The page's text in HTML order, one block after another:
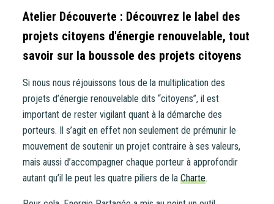
Atelier Découverte : Découvrez le label des
projets citoyens d'énergie renouvelable, tout
savoir sur la boussole des projets citoyens
Si nous nous réjouissons tous de la multiplication des
projets d’énergie renouvelable dits “citoyens”, il est
important de rester vigilant quant à la démarche des
porteurs. Il s’agit en effet non seulement de prémunir le
mouvement de soutenir un projet contraire à ses valeurs,
mais aussi d’accompagner chaque porteur à approfondir
autant qu’il le peut les quatre piliers de la Charte.